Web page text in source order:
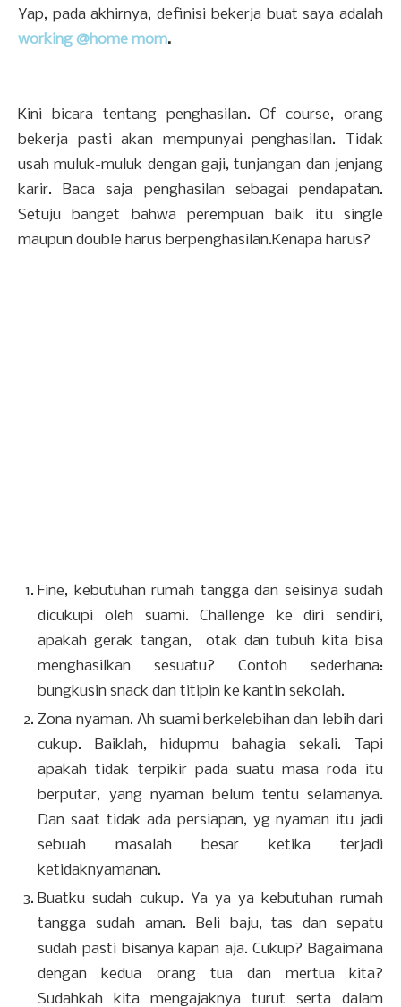
Yap, pada akhirnya, definisi bekerja buat saya adalah
working @home mom.
Kini bicara tentang penghasilan. Of course, orang
bekerja pasti akan mempunyai penghasilan. Tidak
usah muluk-muluk dengan gaji, tunjangan dan jenjang
karir. Baca saja penghasilan sebagai pendapatan.
Setuju banget bahwa perempuan baik itu single
maupun double harus berpenghasilan.Kenapa harus?
Fine, kebutuhan rumah tangga dan seisinya sudah
dicukupi oleh suami. Challenge ke diri sendiri,
apakah gerak tangan, otak dan tubuh kita bisa
menghasilkan sesuatu? Contoh sederhana:
bungkusin snack dan titipin ke kantin sekolah.
Zona nyaman. Ah suami berkelebihan dan lebih dari
cukup. Baiklah, hidupmu bahagia sekali. Tapi
apakah tidak terpikir pada suatu masa roda itu
berputar, yang nyaman belum tentu selamanya.
Dan saat tidak ada persiapan, yg nyaman itu jadi
sebuah masalah besar ketika terjadi
ketidaknyamanan.
Buatku sudah cukup. Ya ya ya kebutuhan rumah
tangga sudah aman. Beli baju, tas dan sepatu
sudah pasti bisanya kapan aja. Cukup? Bagaimana
dengan kedua orang tua dan mertua kita?
Sudahkah kita mengajaknya turut serta dalam